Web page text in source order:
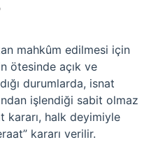
mahkûm edilmesi için
ötesinde açık ve
durumlarda, isnat
işlendiği sabit olmaz
kararı, halk deyimiyle
kararı verilir.